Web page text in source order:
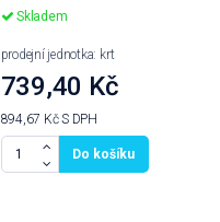
Skladem
prodejní jednotka: krt
739,40 Kč
894,67 KčS DPH
Do košíku